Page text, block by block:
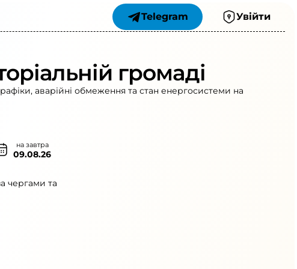
Telegram Увійти
громаді
аварійні обмеження та стан енергосистеми на
на завтра
09.08.26
чергами та